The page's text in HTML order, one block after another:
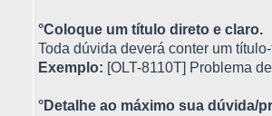
°Coloque um título direto e claro.
Toda dúvida deverá conter um
Exemplo: [OLT-8110T] Problema
°Detalhe ao máximo sua dúvida/